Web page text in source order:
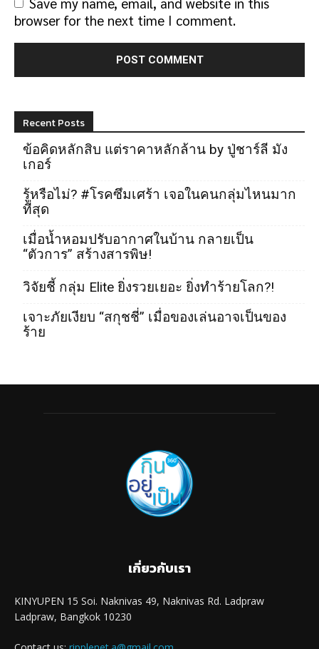
browser for the next time I comment.
Recent Posts
ข้อคิดหลักสิบ แต่ราคาหลักล้าน by ปู่ชาร์ลี มัง
เกอร์
รู้หรือไม่? #โรคซึมเศร้า เจอในคนกลุ่มไหนมาก
ที่สุด
เมื่อน้ำหอมปรับอากาศในบ้าน กลายเป็น
“ตัวการ” สร้างสารพิษ!
วิจัยชี้ กลุ่ม Elite ยิ่งรวยเยอะ ยิ่งทำร้ายโลก?!
เจาะภัยเงียบ “สกุชชี่” เมื่อของเล่นอาจเป็นของ
ร้าย
เกี่ยวกับเรา
KINYUPEN 15 Soi. Naknivas 49, Naknivas Rd. Ladpraw
Ladpraw, Bangkok 10230